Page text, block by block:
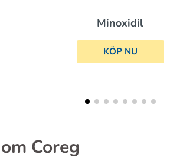
Propranolol
KÖP NU
Coreg